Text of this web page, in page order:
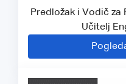
Predložak i Vodič za
Učitelj